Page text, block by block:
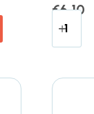
€6.10